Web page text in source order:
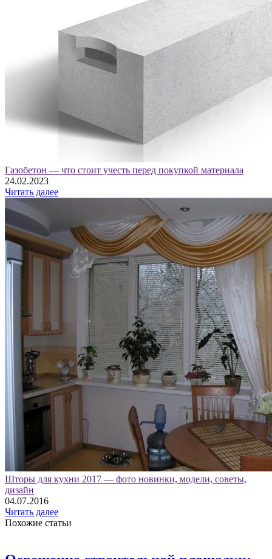
Газобетон — что стоит учесть перед покупкой материала
24.02.2023
Читать далее
Шторы для кухни 2017 — фото новинки, модели, советы,
дизайн
04.07.2016
Читать далее
Похожие статьи